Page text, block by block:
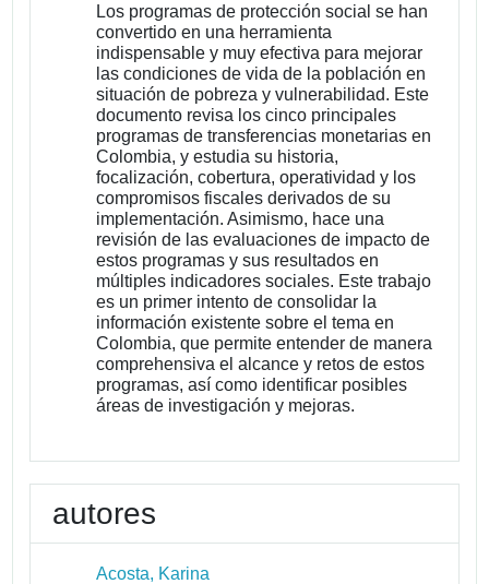
Los programas de protección social se han
convertido en una herramienta
indispensable y muy efectiva para mejorar
las condiciones de vida de la población en
situación de pobreza y vulnerabilidad. Este
documento revisa los cinco principales
programas de transferencias monetarias en
Colombia, y estudia su historia,
focalización, cobertura, operatividad y los
compromisos fiscales derivados de su
implementación. Asimismo, hace una
revisión de las evaluaciones de impacto de
estos programas y sus resultados en
múltiples indicadores sociales. Este trabajo
es un primer intento de consolidar la
información existente sobre el tema en
Colombia, que permite entender de manera
comprehensiva el alcance y retos de estos
programas, así como identificar posibles
áreas de investigación y mejoras.
autores
Acosta, Karina